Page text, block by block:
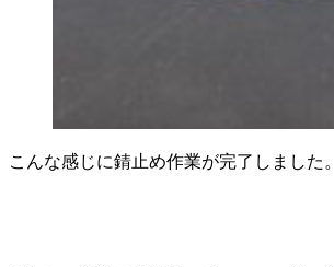
こんな感じに錆止め作業が完了しました。